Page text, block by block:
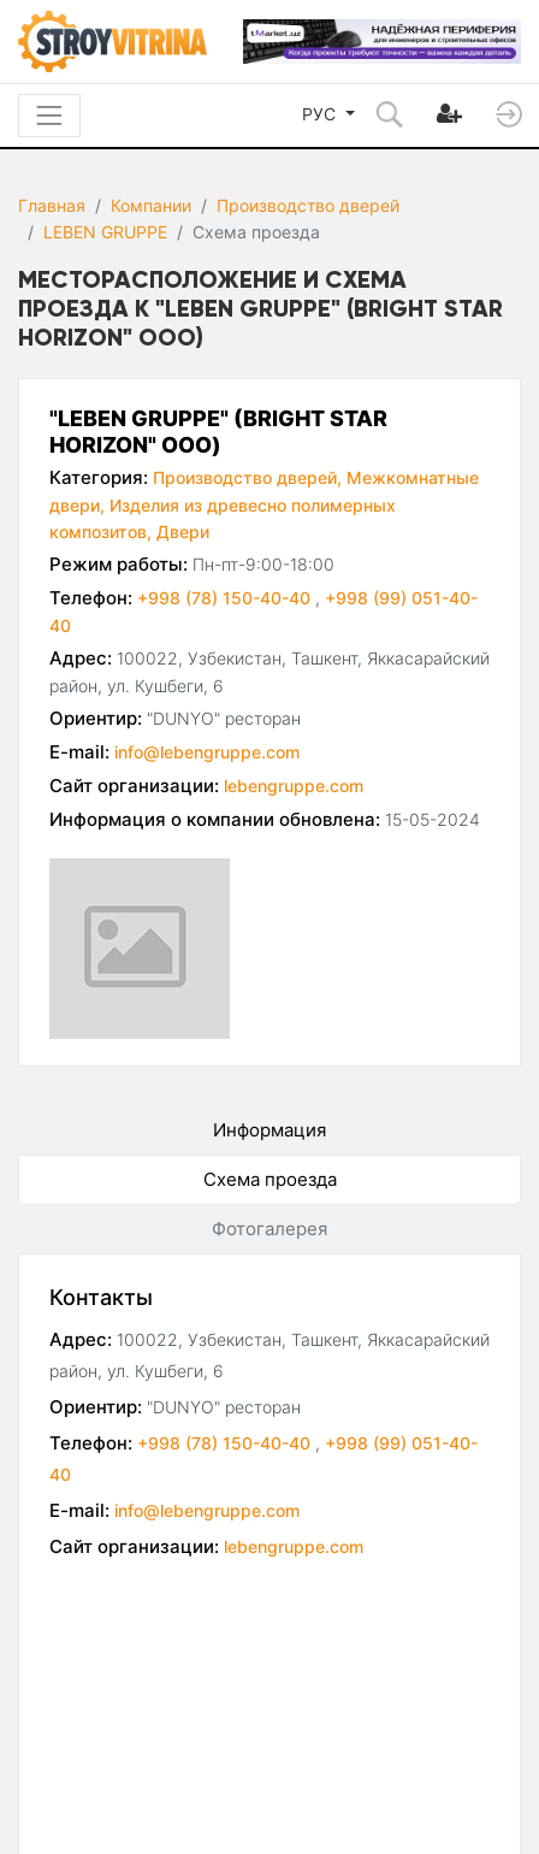
РУС
Главная Компании
Производство дверей
LEBEN GRUPPE
Схема проезда
МЕСТОРАСПОЛОЖЕНИЕ И СХЕМА
ПРОЕЗДА К "LEBEN GRUPPE" (BRIGHT STAR
HORIZON" ООО)
"LEBEN GRUPPE" (BRIGHT STAR
HORIZON" ООО)
Категория: Производство дверей, Межкомнатные
двери, Изделия из древесно полимерных
композитов, Двери
Режим работы: Пн-пт-9:00-18:00
Телефон: +998 (78) 150-40-40 , +998 (99) 051-40-
40
Адрес: 100022, Узбекистан, Ташкент, Яккасарайский
район, ул. Кушбеги, 6
Ориентир: "DUNYO" ресторан
E-mail: info@lebengruppe.com
Сайт организации: lebengruppe.com
Информация о компании обновлена: 15-05-2024
Информация
Схема проезда
Фотогалерея
Контакты
Адрес: 100022, Узбекистан, Ташкент, Яккасарайский
район, ул. Кушбеги, 6
Ориентир: "DUNYO" ресторан
Телефон: +998 (78) 150-40-40 , +998 (99) 051-40-
40
E-mail: info@lebengruppe.com
Сайт организации: lebengruppe.com